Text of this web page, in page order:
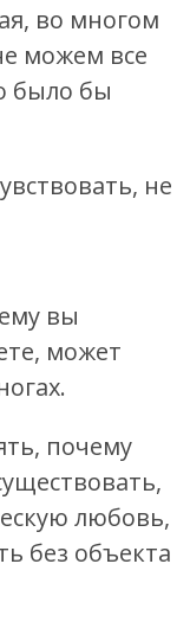
во многом
можем все
было бы
не
вы
может
почему
любовь,
без объекта